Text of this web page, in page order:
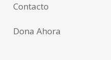
Contacto
Dona Ahora